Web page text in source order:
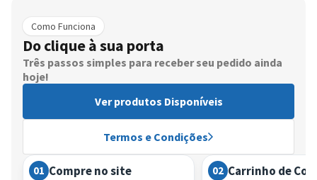
Como Funciona
Do clique à sua porta
Três passos simples para receber seu pedido ainda
hoje!
Ver produtos Disponíveis
Termos e Condições
01 Compre no site 02 Carrinho de